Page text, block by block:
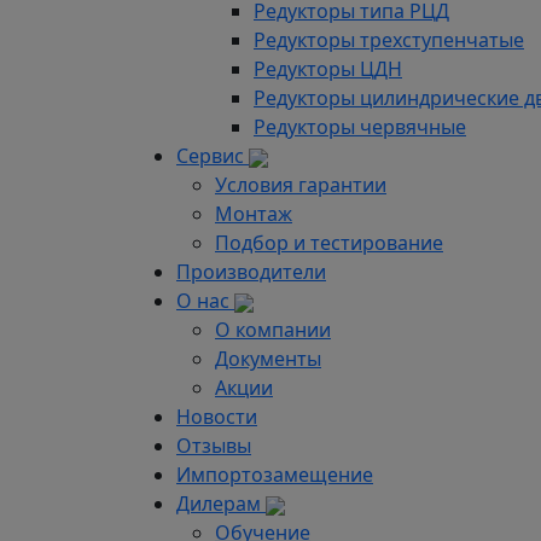
Редукторы типа РЦД
Редукторы трехступенчатые
Редукторы ЦДН
Редукторы цилиндрические
Редукторы червячные
Сервис
Условия гарантии
Монтаж
Подбор и тестирование
Производители
О нас
О компании
Документы
Акции
Новости
Отзывы
Импортозамещение
Дилерам
Обучение